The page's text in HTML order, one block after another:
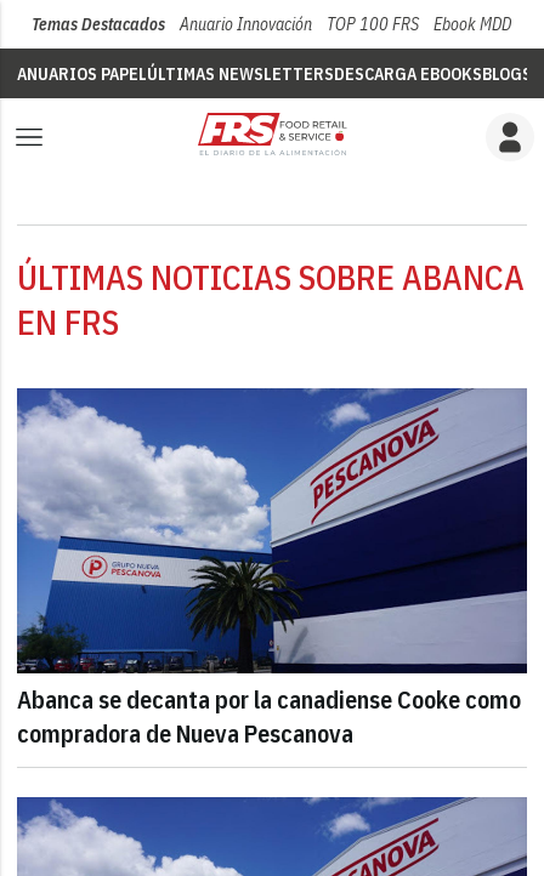
Temas Destacados Anuario Innovación TOP 100 FRS Ebook MDD
ANUARIOS PAPELÚLTIMAS NEWSLETTERSDESCARGA EBOOKSBLOGS
ÚLTIMAS NOTICIAS SOBRE ABANCA
EN FRS
Abanca se decanta por la canadiense Cooke como
compradora de Nueva Pescanova